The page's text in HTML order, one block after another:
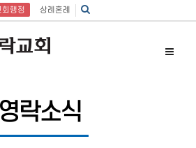
회행정 상례혼례
영락소식